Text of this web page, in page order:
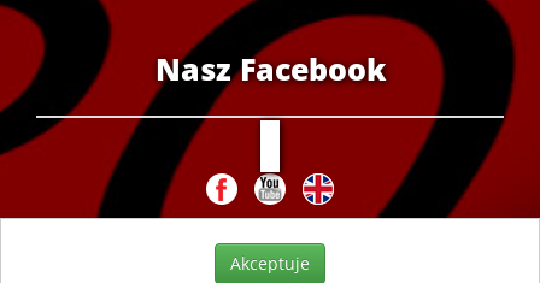
Nasz Facebook
Akceptuje